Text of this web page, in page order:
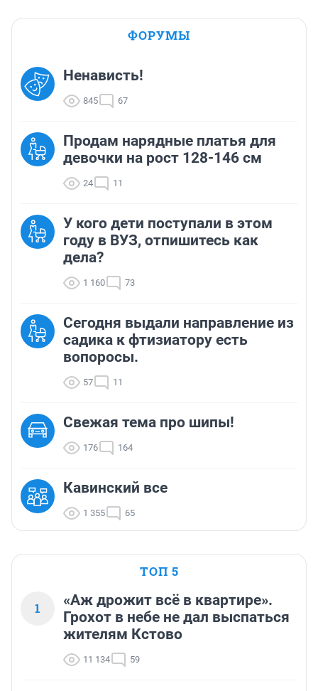
ФОРУМЫ
Ненависть!
845 67
Продам нарядные платья для
девочки на рост 128-146 см
24 11
У кого дети поступали в этом
году в ВУЗ, отпишитесь как
дела?
1 160 73
Сегодня выдали направление из
садика к фтизиатору есть
вопоросы.
57 11
Свежая тема про шипы!
176 164
Кавинский все
1 355 65
ТОП 5
1
«Аж дрожит всё в квартире».
Грохот в небе не дал выспаться
жителям Кстово
11 134 59